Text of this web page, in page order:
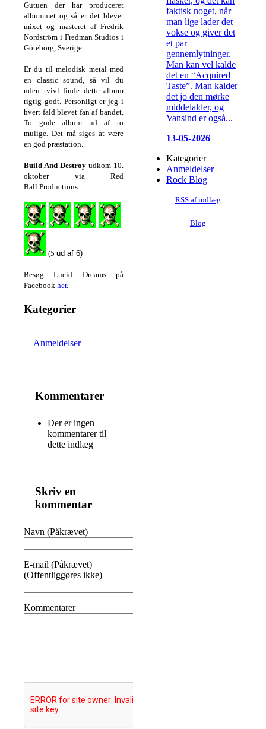
Gutuen der har produceret
albummet og så er det blevet
mixet og masteret af Fredrik
Nordström i Fredman Studios i
Göteborg, Sverige.
Er du til melodisk metal med
en classic sound, så vil du
uden tvivl finde dette album
rigtig godt. Personligt er jeg i
hvert fald blevet fan af bandet.
To gode album ud af to
mulige. Det må siges at være
en god præstation.
Build And Destroy udkom 10.
oktober via Red
Ball Productions.
(5 ud af 6)
Besøg Lucid Dreams på
Facebook her.
Kategorier
Anmeldelser
Kommentarer
Der er ingen
kommentarer til
dette indlæg
Skriv en
kommentar
Navn (Påkrævet)
E-mail (Påkrævet)
(Offentliggøres ikke)
Kommentarer
faktisk noget, når
man lige lader det
vokse og giver det
et par
gennemlytninger.
Man kan vel kalde
det en “Acquired
Taste”. Man kalder
det jo den mørke
middelalder, og
Vansind er også...
13-05-2026
Kategorier
Anmeldelser
Rock Blog
RSS af indlæg
Blog